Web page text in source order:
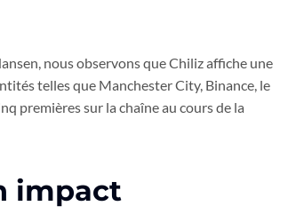
nous observons que Chiliz affiche une
telles que Manchester City, Binance, le
premières sur la chaîne au cours de la
impact